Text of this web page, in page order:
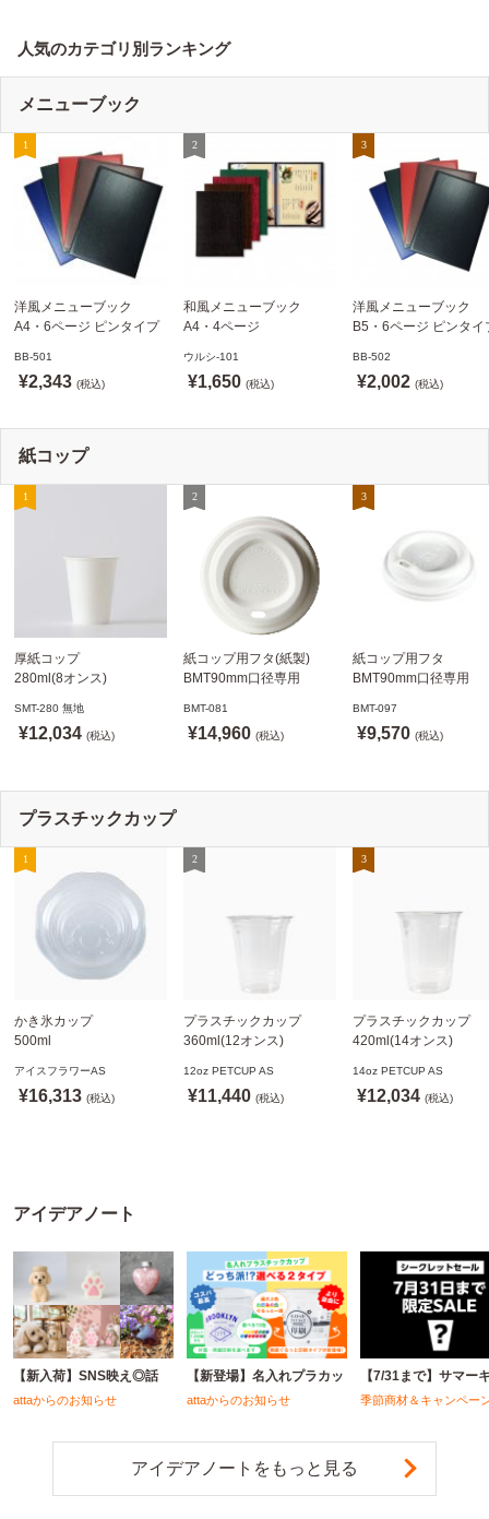
人気のカテゴリ別ランキング
メニューブック
洋風メニューブック
A4・6ページ ピンタイプ
ニュー えいむ(Aim)【当日
発送可】
BB-501
¥2,343 (税込)
和風メニューブック
A4・4ページ
ウルシ-101 シンビ
(SHIMBI)【当日発送可】
ウルシ-101
¥1,650 (税込)
洋風メニューブック
B5・6ページ ピンタイ
ニュー6P えいむ(Aim)
BB-502
¥2,002 (税込)
紙コップ
厚紙コップ
280ml(8オンス)
SMT-280 無地
※沖縄・離島 送料別途
SMT-280 無地
¥12,034 (税込)
紙コップ用フタ(紙製)
BMT90mm口径専用
ドリンキングリッド
※適合品番あり ※沖縄・
BMT-081
¥14,960 (税込)
紙コップ用フタ
BMT90mm口径専用
ノーストローフタ
※適合品番あり ※沖縄
BMT-097
¥9,570 (税込)
プラスチックカップ
かき氷カップ
500ml
※北海道・沖縄・離島 送
料別途
アイスフラワーAS
¥16,313 (税込)
プラスチックカップ
360ml(12オンス)
製)
※沖縄・離島 配送料別途
12oz PETCUP AS
¥11,440 (税込)
プラスチックカップ
420ml(14オンス)
製)
※沖縄・離島 配送料
14oz PETCUP AS
¥12,034 (税込)
アイデアノート
【新入荷】SNS映え◎話
attaからのお知らせ
【新登場】名入れプラカッ
attaからのお知らせ
【7/31まで】サマー
季節商材＆キャンペー
アイデアノートをもっと見る